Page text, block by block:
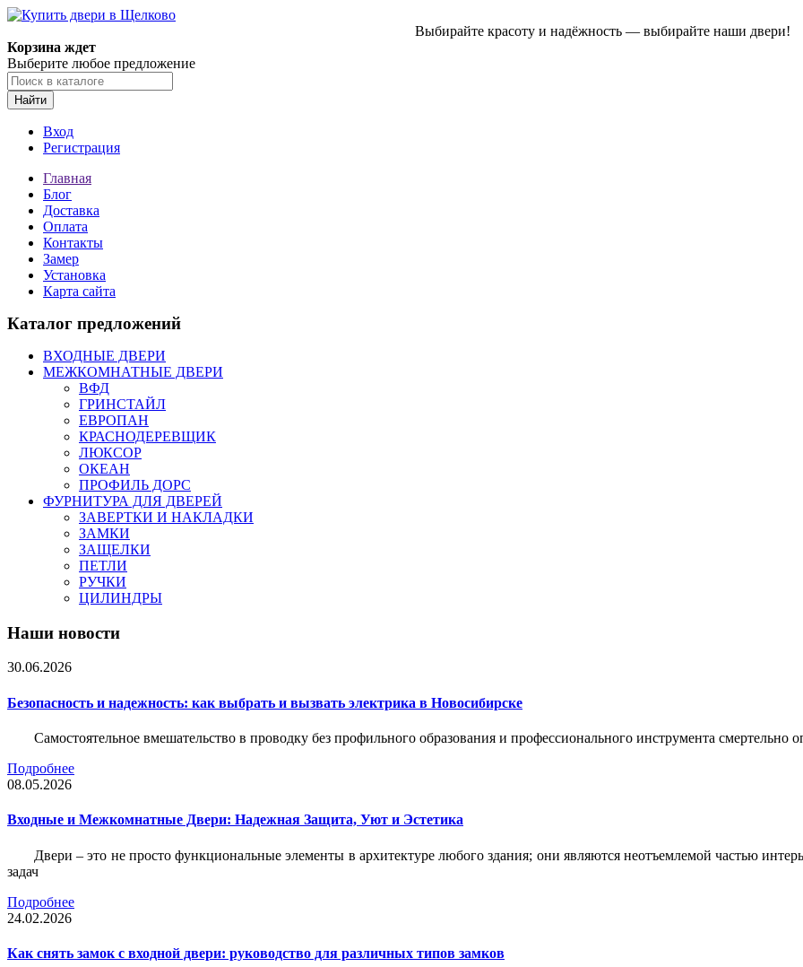
Выбирайте красоту и надёжность — выбирайте наши двери!
Корзина ждет
Выберите любое предложение
Найти
Вход
Регистрация
Главная
Блог
Доставка
Оплата
Контакты
Замер
Установка
Карта сайта
Каталог предложений
ВХОДНЫЕ ДВЕРИ
МЕЖКОМНАТНЫЕ ДВЕРИ
ВФД
ГРИНСТАЙЛ
ЕВРОПАН
КРАСНОДЕРЕВЩИК
ЛЮКСОР
ОКЕАН
ПРОФИЛЬ ДОРС
ФУРНИТУРА ДЛЯ ДВЕРЕЙ
ЗАВЕРТКИ И НАКЛАДКИ
ЗАМКИ
ЗАЩЕЛКИ
ПЕТЛИ
РУЧКИ
ЦИЛИНДРЫ
Наши новости
30.06.2026
Безопасность и надежность: как выбрать и вызвать электрика в Новосибирске
Самостоятельное вмешательство в проводку без профильного образования и профессионального инструмента смертельно
Подробнее
08.05.2026
Входные и Межкомнатные Двери: Надежная Защита, Уют и Эстетика
Двери – это не просто функциональные элементы в архитектуре любого здания; они являются неотъемлемой частью
задач
Подробнее
24.02.2026
Как снять замок с входной двери: руководство для различных типов замков